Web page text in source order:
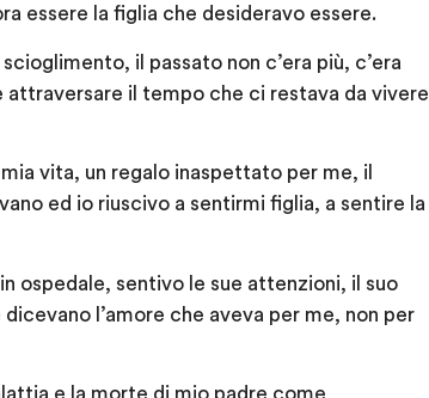
essere la figlia che desideravo essere.
il passato non c’era più, c’era
il tempo che ci restava da vivere
vita, un regalo inaspettato per me, il
ed io riuscivo a sentirmi figlia, a sentire la
ospedale, sentivo le sue attenzioni, il suo
l’amore che aveva per me, non per
e la morte di mio padre come